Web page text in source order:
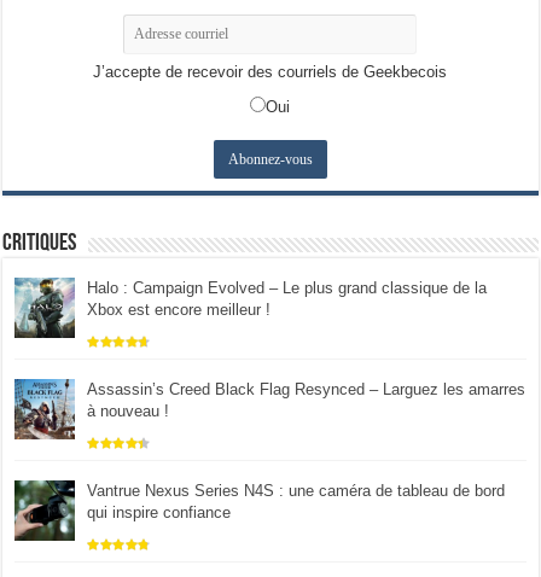
J’accepte de recevoir des courriels de Geekbecois
Oui
Critiques
Halo : Campaign Evolved – Le plus grand classique de la
Xbox est encore meilleur !
Assassin’s Creed Black Flag Resynced – Larguez les amarres
à nouveau !
Vantrue Nexus Series N4S : une caméra de tableau de bord
qui inspire confiance